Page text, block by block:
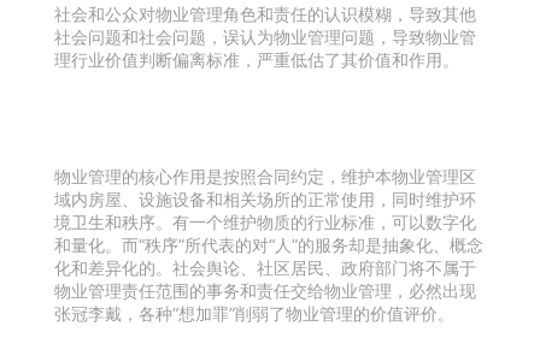
社会和公众对物业管理角色和责任的认识模糊，导致其他
社会问题和社会问题，误认为物业管理问题，导致物业管
理行业价值判断偏离标准，严重低估了其价值和作用。
物业管理的核心作用是按照合同约定，维护本物业管理区
域内房屋、设施设备和相关场所的正常使用，同时维护环
境卫生和秩序。有一个维护物质的行业标准，可以数字化
和量化。而“秩序”所代表的对“人”的服务却是抽象化、概念
化和差异化的。社会舆论、社区居民、政府部门将不属于
物业管理责任范围的事务和责任交给物业管理，必然出现
张冠李戴，各种“想加罪”削弱了物业管理的价值评价。